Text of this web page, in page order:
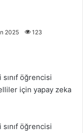
2025 123
sınıf öğrencisi
için yapay zeka
sınıf öğrencisi